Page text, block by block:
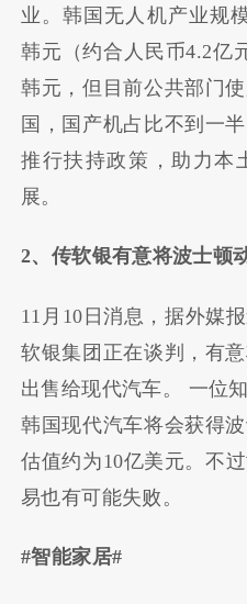
业。韩国无人机产业规
韩元（约合人民币4.2亿
韩元，但目前公共部门
国，国产机占比不到一
推行扶持政策，助力本
展。
2、传软银有意将波士顿
11月10日消息，据外媒
软银集团正在谈判，有
出售给现代汽车。 一位
韩国现代汽车将会获得
估值约为10亿美元。不
易也有可能失败。
#智能家居#